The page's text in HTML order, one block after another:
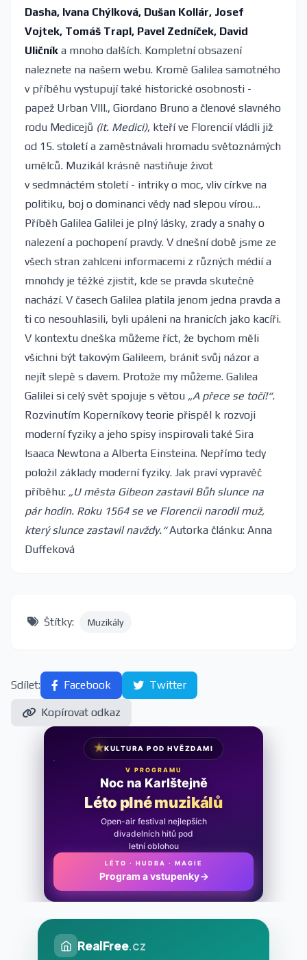
Dasha, Ivana Chýlková, Dušan Kollár, Josef
Vojtek, Tomáš Trapl, Pavel Zedníček, David
Uličník a mnoho dalších. Kompletní obsazení
naleznete na našem webu. Kromě Galilea samotného
v příběhu vystupují také historické osobnosti -
papež Urban VIII., Giordano Bruno a členové slavného
rodu Medicejů (it. Medici), kteří ve Florencií vládli již
od 15. století a zaměstnávali hromadu světoznámých
umělců. Muzikál krásně nastiňuje život
v sedmnáctém století - intriky o moc, vliv církve na
politiku, boj o dominanci vědy nad slepou vírou…
Příběh Galilea Galilei je plný lásky, zrady a snahy o
nalezení a pochopení pravdy. V dnešní době jsme ze
všech stran zahlceni informacemi z různých médií a
mnohdy je těžké zjistit, kde se pravda skutečně
nachází. V časech Galilea platila jenom jedna pravda a
ti co nesouhlasili, byli upáleni na hranicích jako kacíři.
V kontextu dneška můžeme říct, že bychom měli
všichni být takovým Galileem, bránit svůj názor a
nejít slepě s davem. Protože my můžeme. Galilea
Galilei si celý svět spojuje s větou „A přece se točí!“.
Rozvinutím Koperníkovy teorie přispěl k rozvoji
moderní fyziky a jeho spisy inspirovali také Sira
Isaaca Newtona a Alberta Einsteina. Nepřímo tedy
položil základy moderní fyziky. Jak praví vypravěč
příběhu: „U města Gibeon zastavil Bůh slunce na
pár hodin. Roku 1564 se ve Florencii narodil muž,
který slunce zastavil navždy.“Autorka článku: Anna
Duffeková
Štítky: Muzikály
Sdílet: Facebook Twitter
Kopírovat odkaz
★KULTURA POD HVĚZDAMI
V PROGRAMU
Noc na Karlštejně
Léto plné muzikálů
Open-air festival nejlepších
divadelních hitů pod
letní oblohou
LÉTO · HUDBA · MAGIE
Program a vstupenky→
RealFree.cz